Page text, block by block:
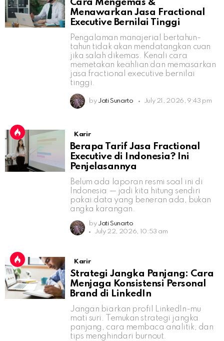
Cara Mengemas &
Menawarkan Jasa Fractional
Executive Bernilai Tinggi
Pengalaman manajerial bertahun-
tahun tidak akan mendatangkan cuan
jika salah dikemas. Kenali cara
memetakan keahlian dan memasarkan
jasa fractional executive bernilai
tinggi.
by Jati Sunarto July 21, 2026, 9:43 pm
Karir
Berapa Tarif Jasa Fractional
Executive di Indonesia? Ini
Penjelasannya
Belum ada laporan resmi soal ini di
Indonesia — jadi kita hitung sendiri
pakai data yang beneran ada, bukan
angka karangan.
by Jati Sunarto
July 22, 2026, 10:53 am
Karir
Strategi Jangka Panjang: Cara
Menjaga Konsistensi Personal
Brand di LinkedIn
Jangan biarkan profil LinkedIn-mu
mati suri. Temukan strategi jangka
panjang, cara membaca analitik, dan
tips menghindari burnout.